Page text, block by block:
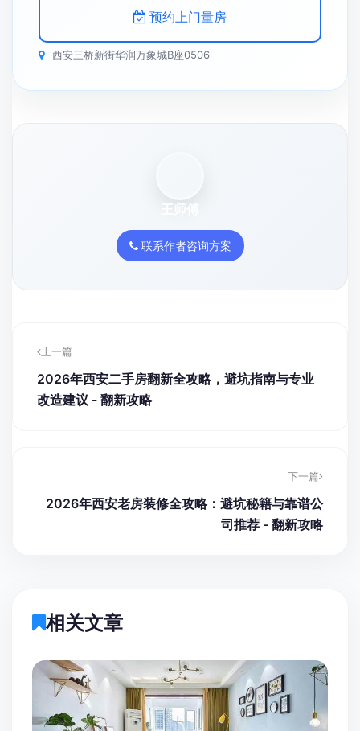
预约上门量房
西安三桥新街华润万象城B座0506
王师傅
联系作者咨询方案
上一篇
2026年西安二手房翻新全攻略，避坑指南与专业
改造建议 - 翻新攻略
下一篇
2026年西安老房装修全攻略：避坑秘籍与靠谱公
司推荐 - 翻新攻略
相关文章